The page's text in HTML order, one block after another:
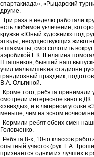
спартакиада», «Рыцарский
другие.
Три раза в неделю работали
есть любимое увлечение,
кружке «Юный художник» под
этюды, несуществующих
в шахматы, смог сплотить
аэробикой Г.К. Шелягина
Пташников, бывший наш
учил мальчишек на стадионе
грандиозный праздник,
В.А. Ольгиной.
Кроме того, ребята принимали
смотрели интересное кино в
«звёзды», и в лагерном уголке
меньше, чем на ясном ночном
Кормили ребят обеих смен
Головченко.
Ребята 8-х, 10-го классов
опытный участок (рук. Г.А.
признаётся одним из лучших в